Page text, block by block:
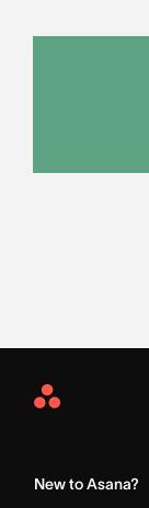
Asana
New to Asana?